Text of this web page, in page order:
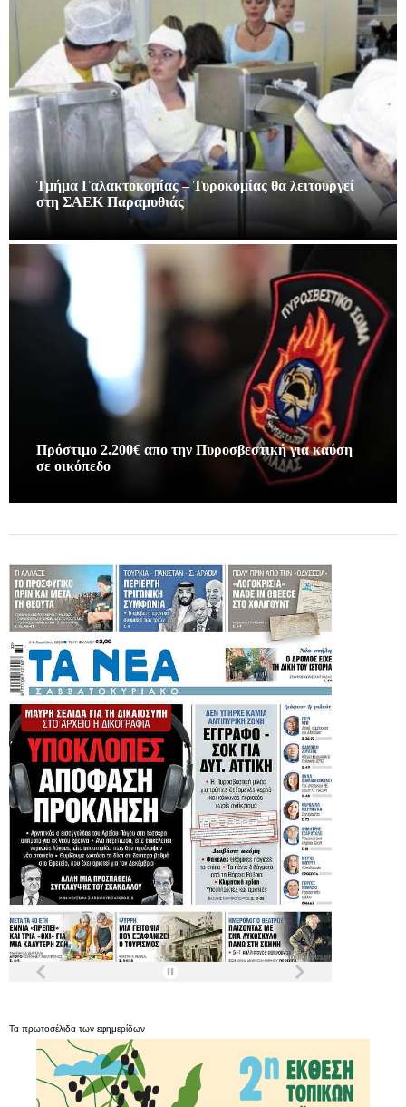
Τμήμα Γαλακτοκομίας – Τυροκομίας θα λειτουργεί
στη ΣΑΕΚ Παραμυθιάς
Πρόστιμο 2.200€ απο την Πυροσβεστική για καύση
σε οικόπεδο
Τα πρωτοσέλιδα των εφημερίδων